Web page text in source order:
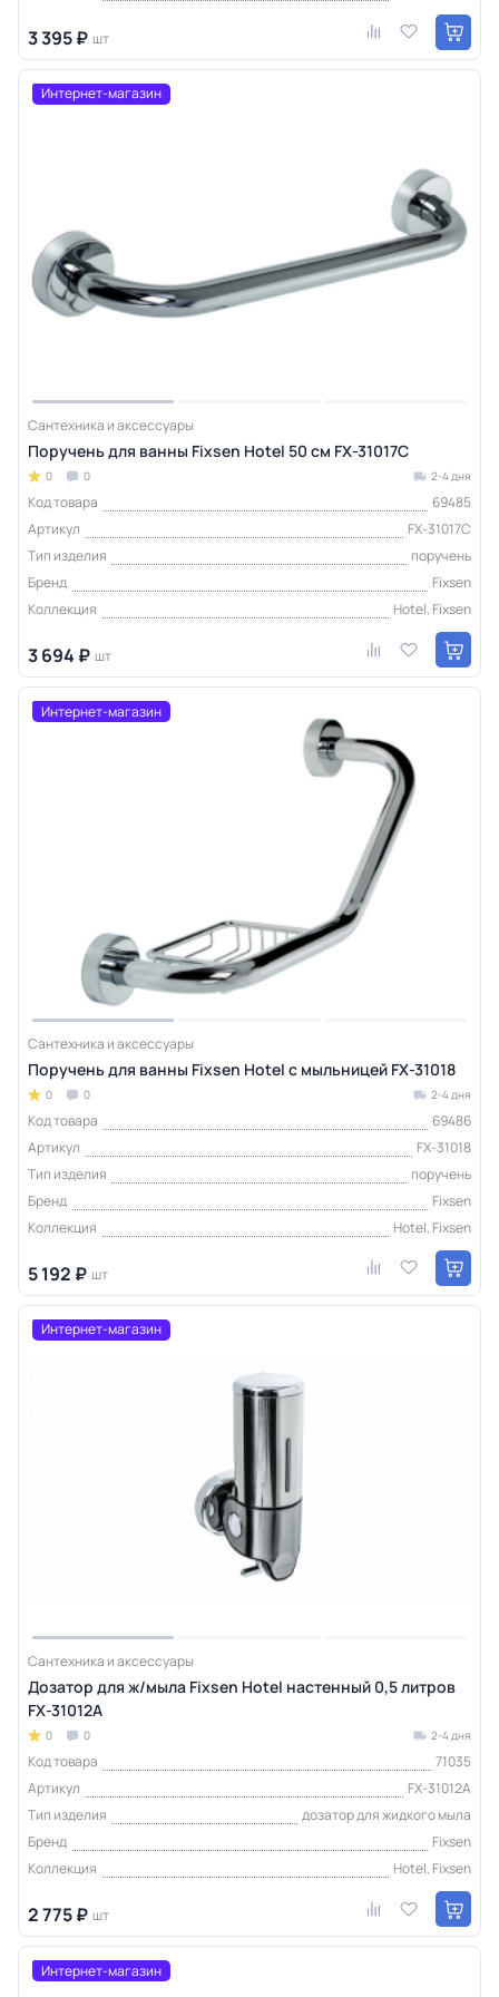
3 395 ₽ шт
Интернет-магазин
Сантехника и аксессуары
Поручень для ванны Fixsen Hotel 50 см FX-31017C
0 0 2-4 дня
Код товара
69485
Артикул
FX-31017C
Тип изделия
поручень
Бренд
Fixsen
Коллекция
Hotel, Fixsen
3 694 ₽ шт
Интернет-магазин
Сантехника и аксессуары
Поручень для ванны Fixsen Hotel с мыльницей FX-31018
0 0 2-4 дня
Код товара
69486
Артикул
FX-31018
Тип изделия
поручень
Бренд
Fixsen
Коллекция
Hotel, Fixsen
5 192 ₽ шт
Интернет-магазин
Сантехника и аксессуары
Дозатор для ж/мыла Fixsen Hotel настенный 0,5 литров
FX-31012A
0 0 2-4 дня
Код товара
71035
Артикул
FX-31012A
Тип изделия
дозатор для жидкого мыла
Бренд
Fixsen
Коллекция
Hotel, Fixsen
2 775 ₽ шт
Интернет-магазин